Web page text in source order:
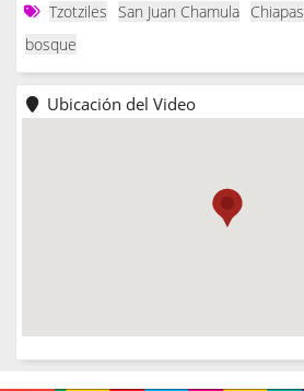
Tzotziles San Juan Chamula Chiapas
bosque
Ubicación del Video